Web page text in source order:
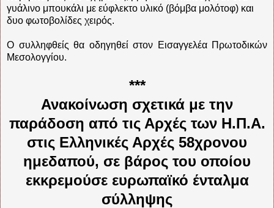
γυάλινο μπουκάλι με εύφλεκτο υλικό (βόμβα μολότοφ) και
δυο φωτοβολίδες χειρός.
Ο συλληφθείς θα οδηγηθεί στον Εισαγγελέα Πρωτοδικών
Μεσολογγίου.
***
Ανακοίνωση σχετικά με την
παράδοση από τις Αρχές των Η.Π.Α.
στις Ελληνικές Αρχές 58χρονου
ημεδαπού, σε βάρος του οποίου
εκκρεμούσε ευρωπαϊκό ένταλμα
σύλληψης